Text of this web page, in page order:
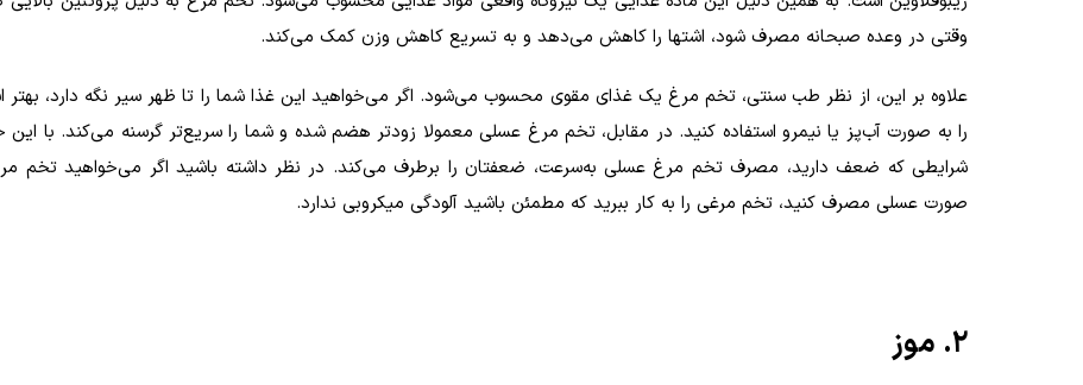
وقتی در وعده صبحانه مصرف شود، اشتها را کاهش می‌دهد و به تسریع کاهش وزن کمک می‌کند.
علاوه بر این، از نظر طب سنتی، تخم مرغ یک غذای مقوی محسوب می‌شود. اگر می‌خواهید این غذا شما را تا ظهر سیر نگه دارد،
را به صورت آب‌پز یا نیمرو استفاده کنید. در مقابل، تخم مرغ عسلی معمولا زودتر هضم شده و شما را سریع‌تر گرسنه می‌کند. با این
شرایطی که ضعف دارید، مصرف تخم مرغ عسلی به‌سرعت، ضعفتان را برطرف می‌کند. در نظر داشته باشید اگر می‌خواهید تخم
صورت عسلی مصرف کنید، تخم مرغی را به کار ببرید که مطمئن باشید آلودگی میکروبی ندارد.
2. موز